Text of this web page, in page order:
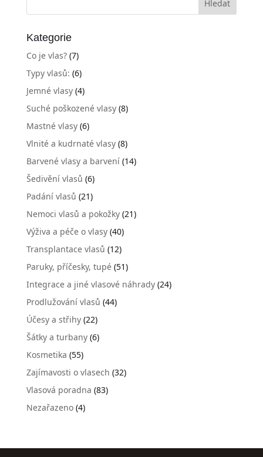
Kategorie
Co je vlas?(7)
Typy vlasů: (6)
Jemné vlasy(4)
Suché poškozené vlasy(8)
Mastné vlasy(6)
Vlnité a kudrnaté vlasy(8)
Barvené vlasy a barvení(14)
Šedivění vlasů (6)
Padání vlasů (21)
Nemoci vlasů a pokožky(21)
Výživa a péče o vlasy(40)
Transplantace vlasů (12)
Paruky, příčesky, tupé(51)
Integrace a jiné vlasové náhrady(24)
Prodlužování vlasů (44)
Účesy a střihy(22)
Šátky a turbany(6)
Kosmetika (55)
Zajímavosti o vlasech (32)
Vlasová poradna (83)
Nezařazeno(4)